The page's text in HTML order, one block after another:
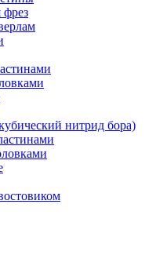
нитрид бора)